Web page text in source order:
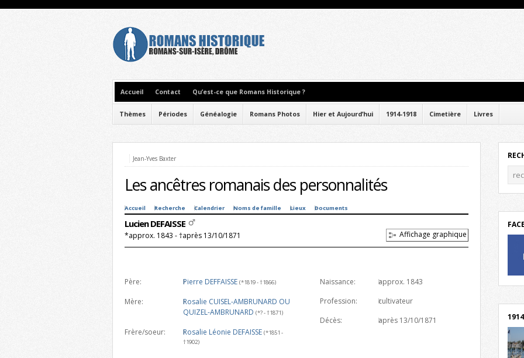
Accueil Contact Qu’est-ce que Romans Historique ?
Thèmes Périodes Généalogie Romans Photos Hier et Aujourd’hui 1914-1918 Cimetière Livres
Jean-Yves Baxter
Les ancêtres romanais des personnalités
Accueil Recherche Calendrier Noms de famille Lieux Documents
Lucien DEFAISSE
*approx. 1843 - †après 13/10/1871 Affichage graphique
Père: Pierre DEFFAISSE (*1819 - †1866)
Mère:
Rosalie CUISEL-AMBRUNARD OU
QUIZEL-AMBRUNARD (*? - †1871)
Frère/soeur: Rosalie Léonie DEFAISSE (*1851 -
†1902)
Naissance:
approx. 1843
Profession:
cultivateur
Décès:
après 13/10/1871